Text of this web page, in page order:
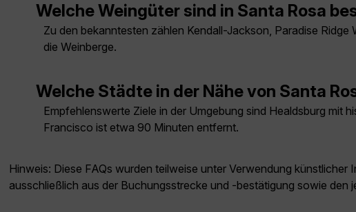
Welche Weingüter sind in Santa Rosa
Zu den bekanntesten zählen Kendall-Jackson, Paradise
die Weinberge.
Welche Städte in der Nähe von Santa
Empfehlenswerte Ziele in der Umgebung sind Healdsburg
Francisco ist etwa 90 Minuten entfernt.
Hinweis: Diese FAQs wurden teilweise unter Verwendung
ausschließlich aus der Buchungsstrecke und -bestätigung sowie den